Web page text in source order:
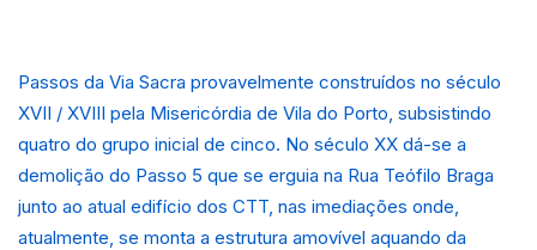
Passos da Via Sacra provavelmente construídos no século
XVII / XVIII pela Misericórdia de Vila do Porto, subsistindo
quatro do grupo inicial de cinco. No século XX dá-se a
demolição do Passo 5 que se erguia na Rua Teófilo Braga
junto ao atual edifício dos CTT, nas imediações onde,
atualmente, se monta a estrutura amovível aquando da